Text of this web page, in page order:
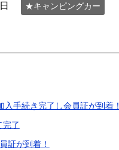
★キャンピングカー
手続き完了し会員証が到着！
完了
証が到着！